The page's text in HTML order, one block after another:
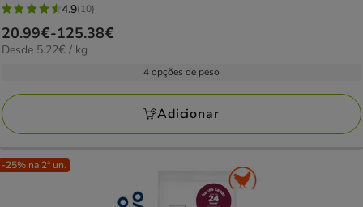
4.9
estrelas
com
avaliações
4.9(10)
Preço
de
125.38€
20.99€-125.38€
5.22€
Desde 5.22€ / kg
4 opções de peso
Adicionar
-25% na 2ª un.